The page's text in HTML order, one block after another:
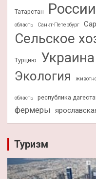
Татарстан России
область
Санкт-Петербург
Сельское
Турцию Украина
Экология
область республика
фермеры
Туризм